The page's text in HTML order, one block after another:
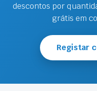
descontos por
grátis em
Registar